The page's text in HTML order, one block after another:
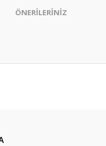
ÖNERİLERİNİZ